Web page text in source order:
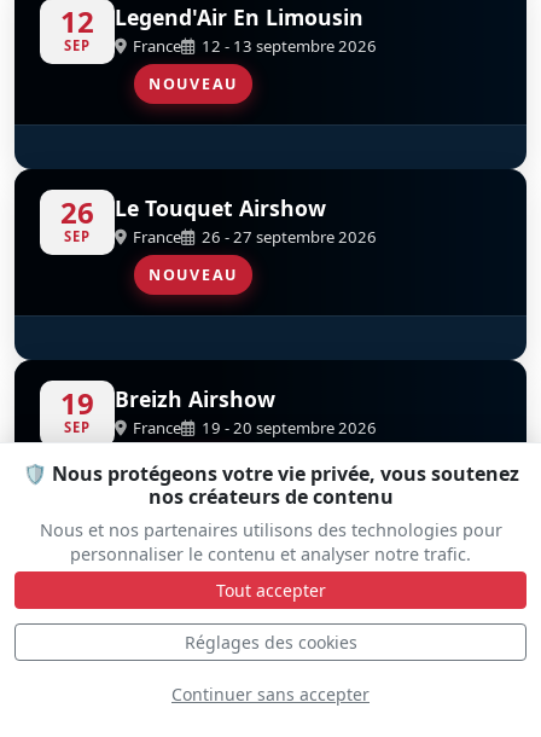
🛡️ Nous protégeons votre vie privée, vous soutenez
nos créateurs de contenu
Nous et nos partenaires utilisons des technologies pour
personnaliser le contenu et analyser notre trafic.
Tout accepter
Réglages des cookies
Continuer sans accepter
12
SEP
Legend'Air En Limousin
France 12 - 13 septembre 2026
NOUVEAU
D
YakoTeam
26
SEP
Le Touquet Airshow
France 26 - 27 septembre 2026
NOUVEAU
D
Patrouille De France
19
SEP
Breizh Airshow
France 19 - 20 septembre 2026
NOUVEAU
Patrouille De France
12
SEP
Journées Portes Ouvertes - BA113
Saint-Dizier
12 - 13 septembre 2026